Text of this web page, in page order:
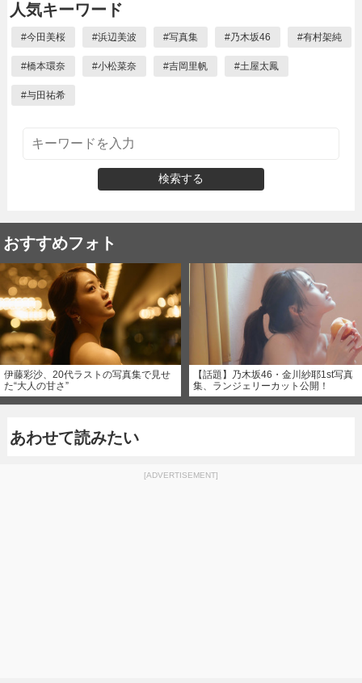
人気キーワード
#今田美桜 #浜辺美波 #写真集 #乃木坂46 #有村架純
#橋本環奈 #小松菜奈 #吉岡里帆 #土屋太鳳
#与田祐希
検索する
おすすめフォト
伊藤彩沙、20代ラストの写真集で見せ
た“大人の甘さ”
【話題】乃木坂46・金川紗耶1st写真
集、ランジェリーカット公開！
あわせて読みたい
[ADVERTISEMENT]